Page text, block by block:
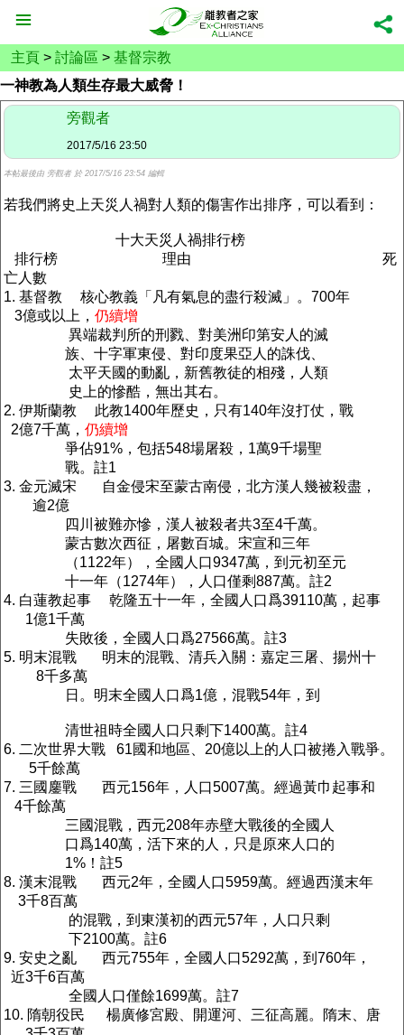
主頁 > 討論區 > 基督宗教
一神教為人類生存最大威脅！
旁觀者
2017/5/16 23:50
本帖最後由 旁觀者 於 2017/5/16 23:54 編輯
若我們將史上天災人禍對人類的傷害作出排序，可以看到：
十大天災人禍排行榜
排行榜 理由 死
亡人數
1. 基督教 核心教義「凡有氣息的盡行殺滅」。700年
3億或以上， 仍續增
異端裁判所的刑戮、對美洲印第安人的滅
族、十字軍東侵、對印度果亞人的誅伐、
太平天國的動亂，新舊教徒的相殘，人類
史上的慘酷，無出其右。
2. 伊斯蘭教 此教1400年歷史，只有140年沒打仗，戰
2億7千萬， 仍續增
爭佔91%，包括548場屠殺，1萬9千場聖
戰。註1
3. 金元滅宋 自金侵宋至蒙古南侵，北方漢人幾被殺盡，
逾2億
四川被難亦慘，漢人被殺者共3至4千萬。
蒙古數次西征，屠數百城。宋宣和三年
（1122年），全國人口9347萬，到元初至元
十一年（1274年），人口僅剩887萬。註2
4. 白蓮教起事 乾隆五十一年，全國人口爲39110萬，起事
1億1千萬
失敗後，全國人口爲27566萬。註3
5. 明末混戰 明末的混戰、清兵入關：嘉定三屠、揚州十
8千多萬
日。明末全國人口爲1億，混戰54年，到
清世祖時全國人口只剩下1400萬。註4
6. 二次世界大戰 61國和地區、20億以上的人口被捲入戰爭。
5千餘萬
7. 三國鏖戰 西元156年，人口5007萬。經過黃巾起事和
4千餘萬
三國混戰，西元208年赤壁大戰後的全國人
口爲140萬，活下來的人，只是原來人口的
1%！註5
8. 漢末混戰 西元2年，全國人口5959萬。經過西漢末年
3千8百萬
的混戰，到東漢初的西元57年，人口只剩
下2100萬。註6
9. 安史之亂 西元755年，全國人口5292萬，到760年，
近3千6百萬
全國人口僅餘1699萬。註7
10. 隋朝役民 楊廣修宮殿、開運河、三征高麗。隋末、唐